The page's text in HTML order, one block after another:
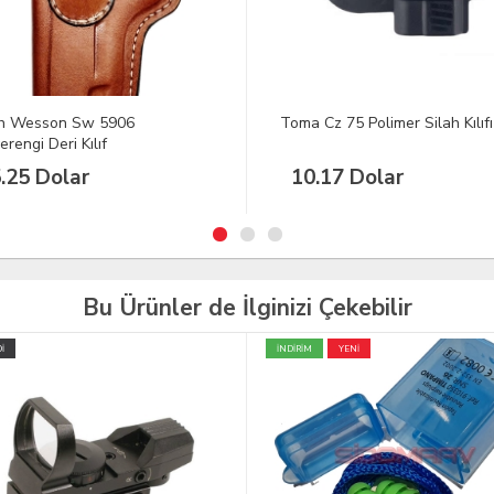
Cz 75 Polimer Silah Kılıfı
Dolar
Glock 43X Kydex İç Kılıf
60.00 Dolar
Bu Ürünler de İlginizi Çekebilir